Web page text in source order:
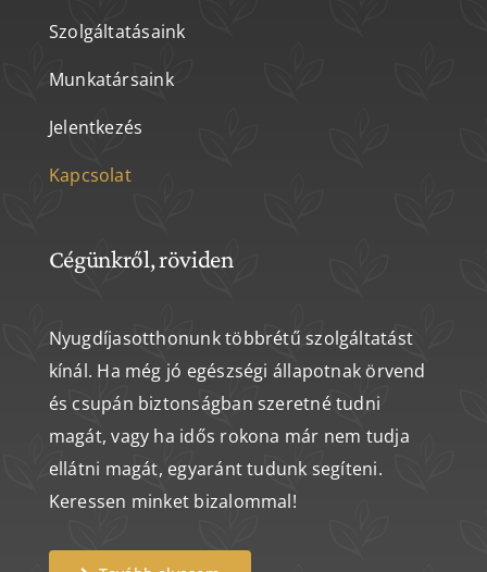
Szolgáltatásaink
Munkatársaink
Jelentkezés
Kapcsolat
Cégünkről, röviden
Nyugdíjasotthonunk többrétű szolgáltatást
kínál. Ha még jó egészségi állapotnak örvend
és csupán biztonságban szeretné tudni
magát, vagy ha idős rokona már nem tudja
ellátni magát, egyaránt tudunk segíteni.
Keressen minket bizalommal!